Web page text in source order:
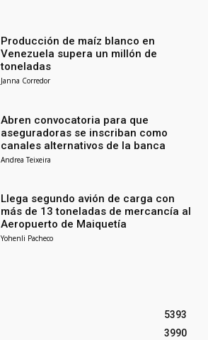
Producción de maíz blanco en
Venezuela supera un millón de
toneladas
Janna Corredor
Abren convocatoria para que
aseguradoras se inscriban como
canales alternativos de la banca
Andrea Teixeira
Llega segundo avión de carga con
más de 13 toneladas de mercancía al
Aeropuerto de Maiquetía
Yohenli Pacheco
5393
3990